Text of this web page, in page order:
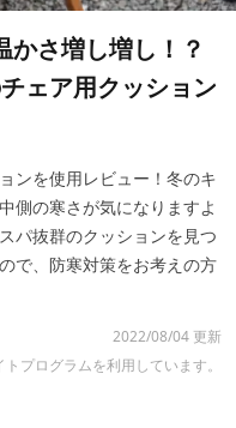
かさ増し増し！？
ェア用クッション
ンを使用レビュー！冬のキ
側の寒さが気になりますよ
パ抜群のクッションを見つ
で、防寒対策をお考えの方
2022/08/04 更新
プログラムを利用しています。